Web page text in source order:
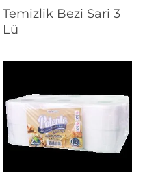
Devamını Oku
Temizlik Bezi Sari 3
Lü